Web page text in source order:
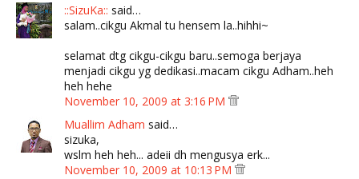
::SizuKa:: said…
salam..cikgu Akmal tu hensem la..hihhi~
selamat dtg cikgu-cikgu baru..semoga berjaya
menjadi cikgu yg dedikasi..macam cikgu Adham..heh
heh hehe
November 10, 2009 at 3:16 PM
Muallim Adham said…
sizuka,
wslm heh heh... adeii dh mengusya erk...
November 10, 2009 at 10:13 PM